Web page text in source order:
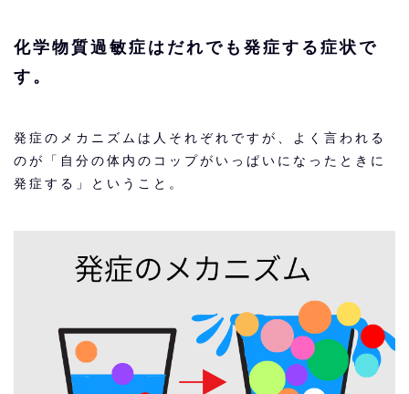
化学物質過敏症はだれでも発症する症状で
す。
発症のメカニズムは人それぞれですが、よく言われる
のが「自分の体内のコップがいっぱいになったときに
発症する」ということ。